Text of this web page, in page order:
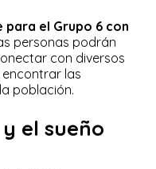
el Grupo 6 con
personas podrán
con diversos
las
población.
el sueño